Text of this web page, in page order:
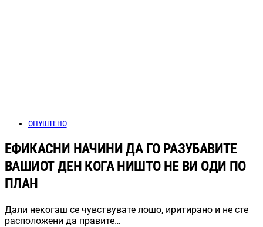
ОПУШТЕНО
ЕФИКАСНИ НАЧИНИ ДА ГО РАЗУБАВИТЕ
ВАШИОТ ДЕН КОГА НИШТО НЕ ВИ ОДИ ПО
ПЛАН
Дали некогаш се чувствувате лошо, иритирано и не сте
расположени да правите…